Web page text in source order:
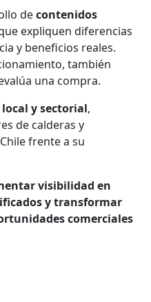
decontenidos
expliquen diferencias
y beneficios reales.
también
una compra.
local y sectorial,
de calderas y
frente a su
visibilidad en
y transformar
comerciales